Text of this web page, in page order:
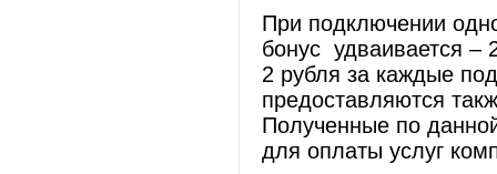
При подключении
бонус удваивается –
2 рубля за каждые
предоставляются
Полученные по
для оплаты услуг